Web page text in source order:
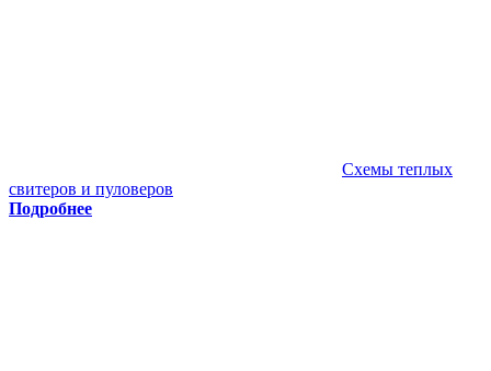
Схемы теплых
свитеров и пуловеров
Подробнее